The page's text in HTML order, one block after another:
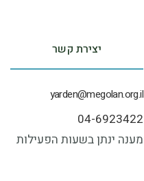
יצירת קשר
yarden@megolan.org.il
04-6923422
מענה ינתן בשעות הפעילות